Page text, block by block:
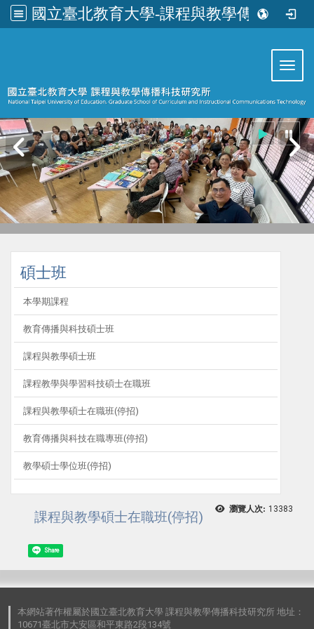
國立臺北教育大學-課程與教學傳播科技研究所
碩士班
本學期課程
教育傳播與科技碩士班
課程與教學碩士班
課程教學與學習科技碩士在職班
課程與教學碩士在職班(停招)
教育傳播與科技在職專班(停招)
教學碩士學位班(停招)
瀏覽人次: 13383
課程與教學碩士在職班(停招)
Share
本網站著作權屬於國立臺北教育大學 課程與教學傳播科技研究所 地址：
10671臺北市大安區和平東路2段134號